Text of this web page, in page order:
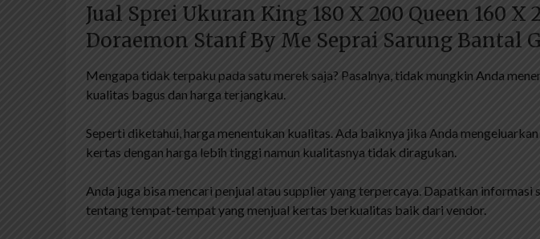
Jual Sprei Ukuran King 180 X 200 Queen 160 X
Doraemon Stanf By Me Seprai Sarung Bantal
Mengapa tidak terpaku pada satu merek saja? Pasalnya, tidak mungkin Anda
kualitas bagus dan harga terjangkau.
Seperti diketahui, harga menentukan kualitas. Ada baiknya jika Anda
kertas dengan harga lebih tinggi namun kualitasnya tidak diragukan.
Anda juga bisa mencari penjual atau supplier yang terpercaya. Dapatkan informasi
tentang tempat-tempat yang menjual kertas berkualitas baik dari vendor.